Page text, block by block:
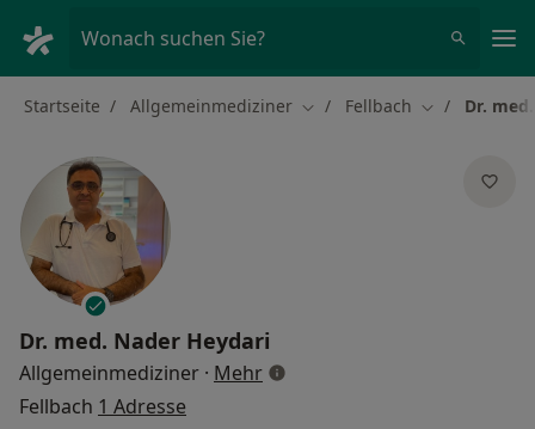
Wonach suchen Sie?
Startseite Allgemeinmediziner Stadt ändern
Fellbach Stadt ändern
Dr.
Dr. med. Nader Heydari
Allgemeinmediziner · Mehrüber Spezialisierungen
Fellbach 1 Adresse